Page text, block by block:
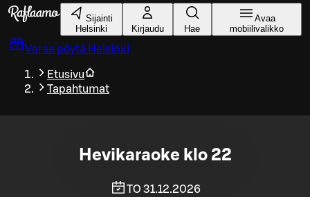
Siirry pääsisältöön
Sijainti
Helsinki
Kirjaudu Hae
Avaa
mobiilivalikko
Varaa pöytä Helsinki
Etusivu
Tapahtumat
Hevikaraoke klo 22
TO 31.12.2026